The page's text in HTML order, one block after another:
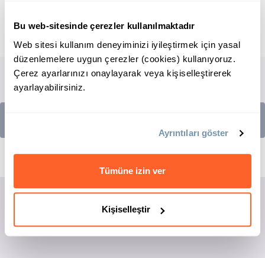
Bu web-sitesinde çerezler kullanılmaktadır
Web sitesi kullanım deneyiminizi iyileştirmek için yasal
düzenlemelere uygun çerezler (cookies) kullanıyoruz.
Çerez ayarlarınızı onaylayarak veya kişiselleştirerek
ayarlayabilirsiniz.
Ayrıntıları göster
Tümüne izin ver
Kişiselleştir
Eğitim Bilgileri